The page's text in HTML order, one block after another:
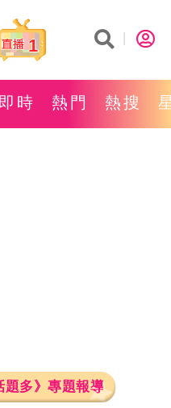
1
即時 熱門 熱搜
題多》專題報導